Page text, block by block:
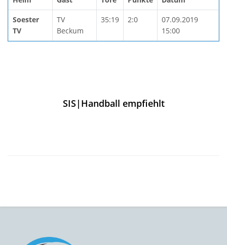
Soester
TV
TV
Beckum
35:19 2:0
07.09.2019
15:00
SIS|Handball empfiehlt